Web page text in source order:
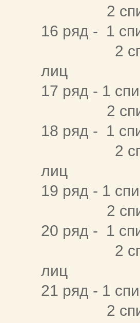
2 спица
16 ряд - 1
2 спица
лиц
17 ряд - 1
2 спица
18 ряд - 1
2 спица
лиц
19 ряд - 1
2 спица
20 ряд - 1
2 спица
лиц
21 ряд - 1
2 спица